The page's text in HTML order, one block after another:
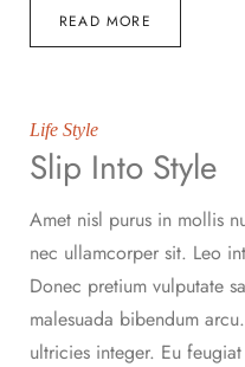
READ MORE
Life Style
Slip Into Style
Amet nisl purus in mollis
nec ullamcorper sit. Leo
Donec pretium vulputate
malesuada bibendum
ultricies integer. Eu